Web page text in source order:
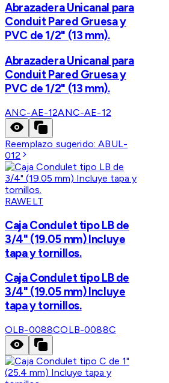
Abrazadera Unicanal para
Conduit Pared Gruesa y
PVC de 1/2" (13 mm).
Abrazadera Unicanal para
Conduit Pared Gruesa y
PVC de 1/2" (13 mm).
ANC-AE-12ANC-AE-12
Reemplazo sugerido:ABUL-
012
RAWELT
Caja Condulet tipo LB de
3/4" (19.05 mm) Incluye
tapa y tornillos.
Caja Condulet tipo LB de
3/4" (19.05 mm) Incluye
tapa y tornillos.
OLB-0088COLB-0088C